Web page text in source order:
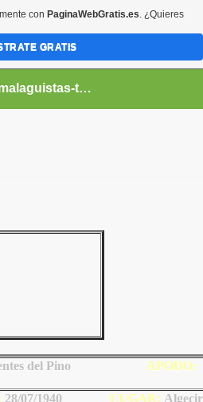
amigosmalaguistas-temporadas
Fuentes del Pino APODO:
28/07/1940 LUGAR:
con PaginaWebGratis.es. ¿Quieres
GRATIS